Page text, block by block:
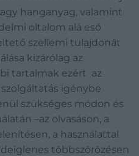
hanganyag, valamint
oltalom alá eső
szellemi tulajdonát
kizárólag az
tartalmak ezért az
igénybe
szükséges módon és
–az olvasáson, a
a használattal
többszörözésen